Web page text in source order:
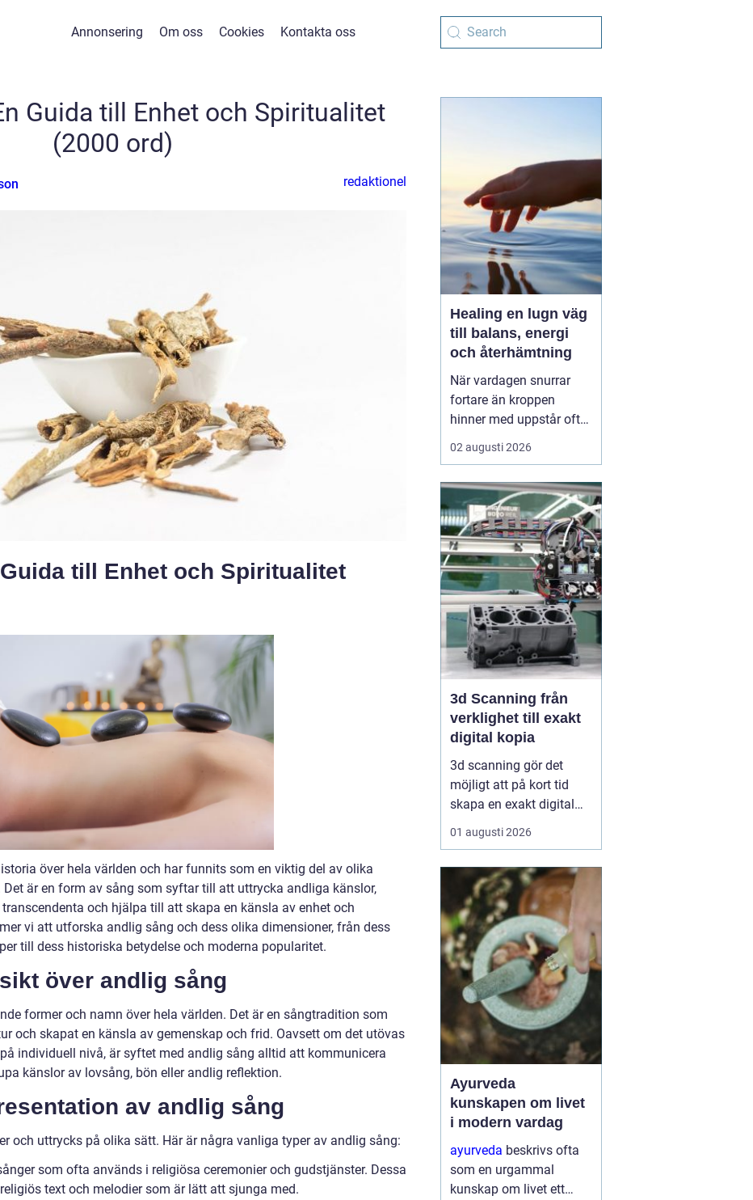
Annonsering Om oss Cookies Kontakta oss
Guida till Enhet och Spiritualitet
(2000 ord)
redaktionel
till Enhet och Spiritualitet
över hela världen och har funnits som en viktig del av olika
är en form av sång som syftar till att uttrycka andliga känslor,
och hjälpa till att skapa en känsla av enhet och
vi att utforska andlig sång och dess olika dimensioner, från dess
till dess historiska betydelse och moderna popularitet.
över andlig sång
former och namn över hela världen. Det är en sångtradition som
och skapat en känsla av gemenskap och frid. Oavsett om det utövas
individuell nivå, är syftet med andlig sång alltid att kommunicera
känslor av lovsång, bön eller andlig reflektion.
av andlig sång
och uttrycks på olika sätt. Här är några vanliga typer av andlig sång:
som ofta används i religiösa ceremonier och gudstjänster. Dessa
text och melodier som är lätt att sjunga med.
Healing en lugn väg
till balans, energi
och återhämtning
När vardagen snurrar
fortare än kroppen
hinner med uppstår ofta
spänningar, oro och
trötthet som inte går att
Många börjar då söka
efter metoder som kan
skapa lugn på djupet,
inte bara i tankarna utan
också i kroppen. I den
sökn...
02 augusti 2026
3d Scanning från
verklighet till exakt
digital kopia
3d scanning gör det
möjligt att på kort tid
skapa en exakt digital
kopia av nästan vad
som helst: en liten detalj,
eller en hel fabrik.
Tekniken används i dag
inom industri, bygg,
fastigheter, kulturarv och
infrastruktur för at...
01 augusti 2026
Ayurveda
kunskapen om livet
i modern vardag
ayurveda beskrivs ofta
som en urgammal
kunskap om livet ett